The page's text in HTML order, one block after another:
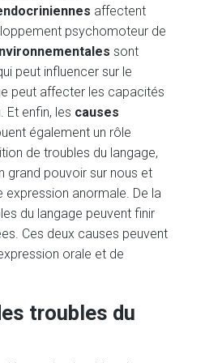
affectent
psychomoteur de
sont
peut influencer sur le
peut affecter les capacités
Et enfin, les causes
également un rôle
de troubles du langage,
grand pouvoir sur nous et
expression anormale. De la
du langage peuvent finir
Ces deux causes peuvent
orale et de
troubles du